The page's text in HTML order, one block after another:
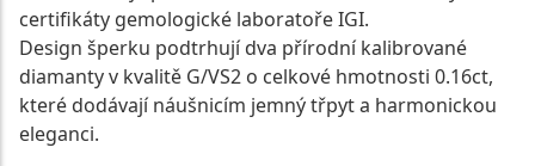
certifikáty gemologické laboratoře IGI.
Design šperku podtrhují dva přírodní kalibrované
diamanty v kvalitě G/VS2 o celkové hmotnosti 0.16ct,
které dodávají náušnicím jemný třpyt a harmonickou
eleganci.